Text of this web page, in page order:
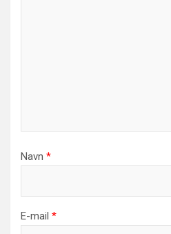
Navn *
E-mail *